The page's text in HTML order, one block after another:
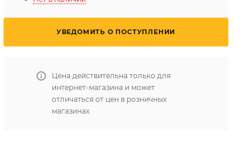
УВЕДОМИТЬ О ПОСТУПЛЕНИИ
Цена действительна только для
интернет-магазина и может
отличаться от цен в розничных
магазинах